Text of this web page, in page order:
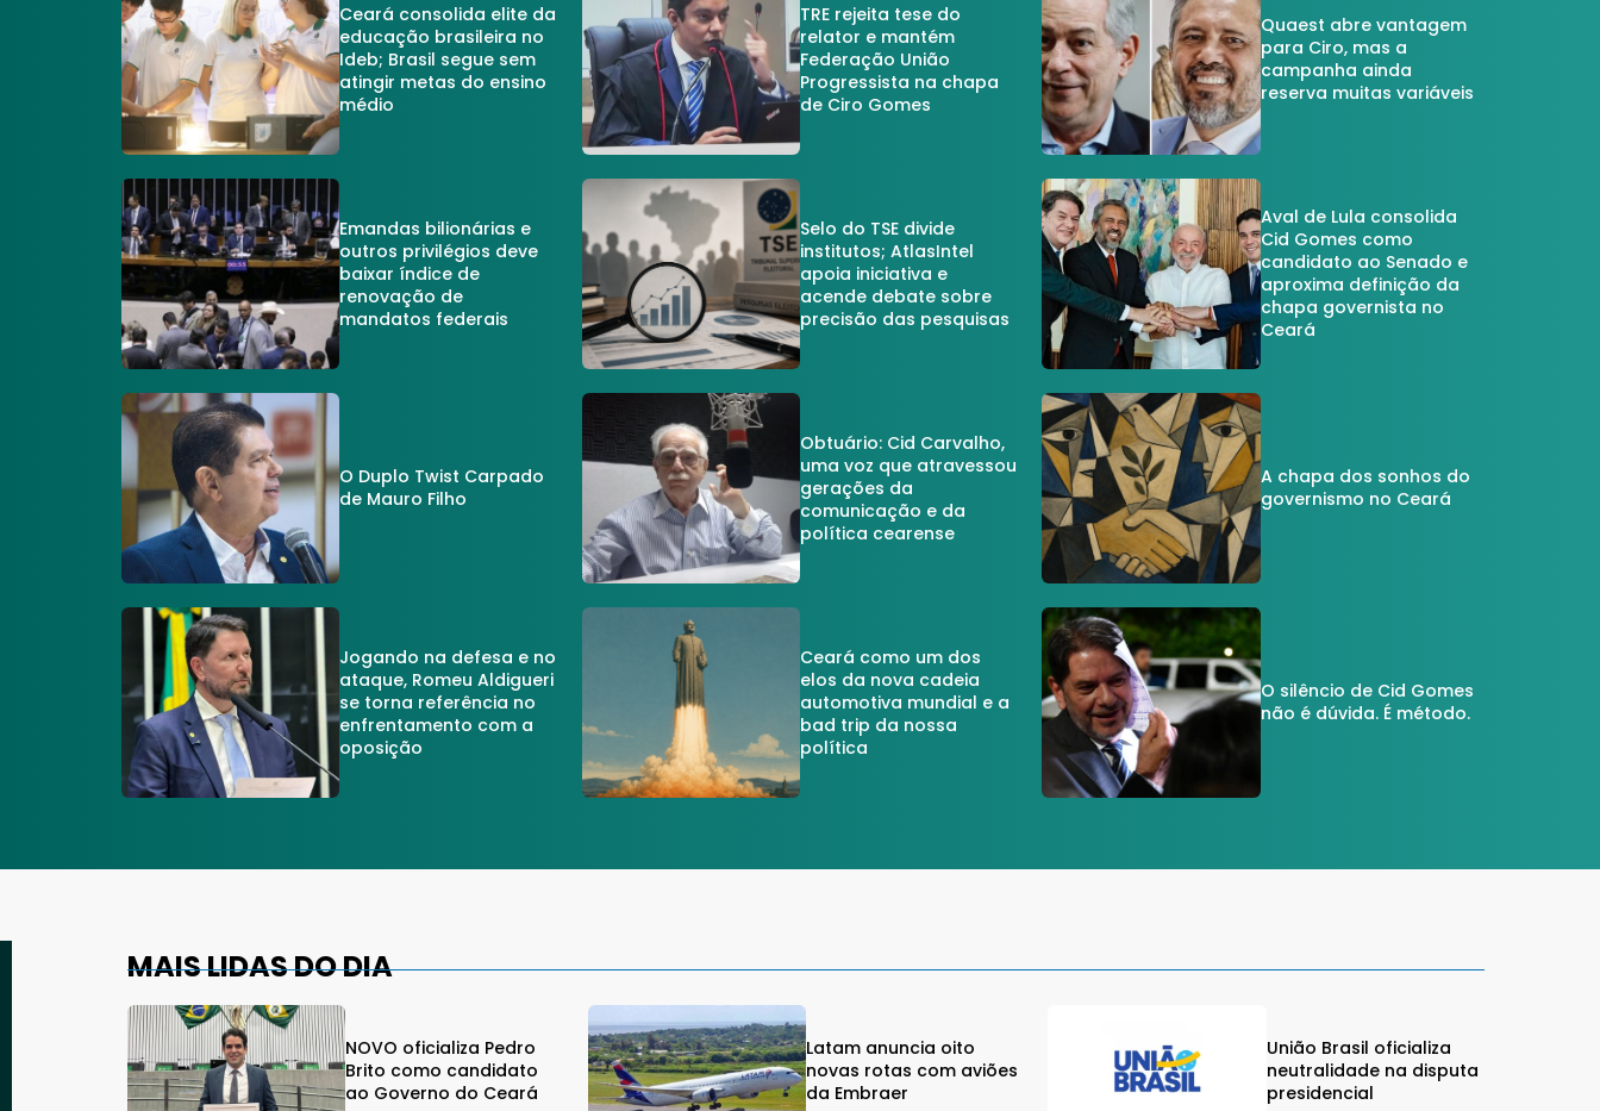
Ceará consolida elite da
educação brasileira no
Ideb; Brasil segue sem
atingir metas do ensino
médio
TRE rejeita tese do
relator e mantém
Federação União
Progressista na chapa
de Ciro Gomes
Quaest abre vantagem
para Ciro, mas a
campanha ainda
reserva muitas variáveis
Emandas bilionárias e
outros privilégios deve
baixar índice de
renovação de
mandatos federais
Selo do TSE divide
institutos; AtlasIntel
apoia iniciativa e
acende debate sobre
precisão das pesquisas
Aval de Lula consolida
Cid Gomes como
candidato ao Senado e
aproxima definição da
chapa governista no
Ceará
O Duplo Twist Carpado
de Mauro Filho
Obtuário: Cid Carvalho,
uma voz que atravessou
gerações da
comunicação e da
política cearense
A chapa dos sonhos do
governismo no Ceará
Jogando na defesa e no
ataque, Romeu Aldigueri
se torna referência no
enfrentamento com a
oposição
Ceará como um dos
elos da nova cadeia
automotiva mundial e a
bad trip da nossa
política
O silêncio de Cid Gomes
não é dúvida. É método.
MAIS LIDAS DO DIA
NOVO oficializa Pedro
Brito como candidato
ao Governo do Ceará
Latam anuncia oito
novas rotas com aviões
da Embraer
União Brasil oficializa
neutralidade na disputa
presidencial